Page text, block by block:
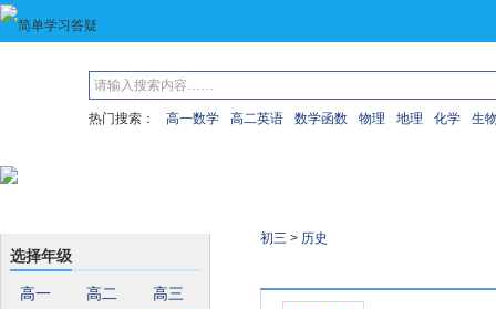
热门搜索： 高一数学 高二英语 数学函数 物理 地理 化学 生
选择年级
高一 高二
高三
初三 > 历史